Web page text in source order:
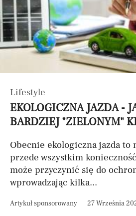
Lifestyle
EKOLOGICZNA JAZDA -
BARDZIEJ "ZIELONYM"
Obecnie ekologiczna jazda to
przede wszystkim
może przyczynić się do
wprowadzając kilka...
Artykuł sponsorowany 27 Września